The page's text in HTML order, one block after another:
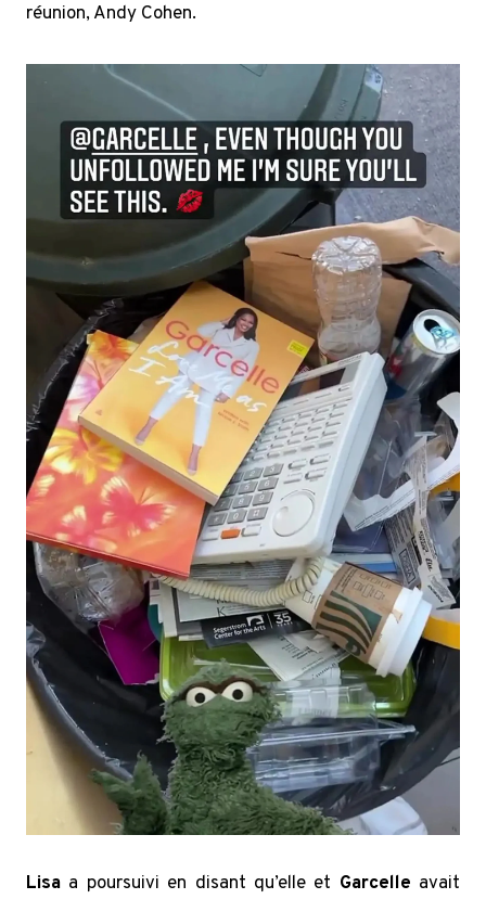
réunion, Andy Cohen.
Lisa a poursuivi en disant qu’elle et Garcelle avait